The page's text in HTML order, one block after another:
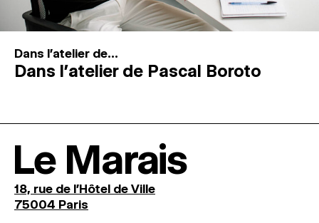
Dans l'atelier de...
Dans l’atelier de Pascal Boroto
Le Marais
18, rue de l'Hôtel de Ville
75004 Paris